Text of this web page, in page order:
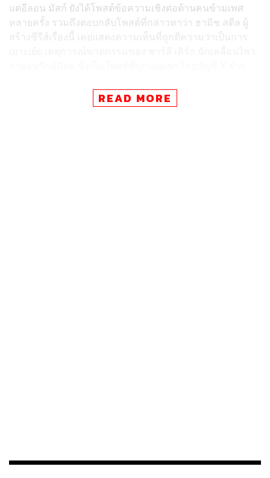
แต่อีลอน มัสก์ ยังได้โพสต์ข้อความเชิงต่อต้านคนข้ามเพศ
หลายครั้ง รวมถึงตอบกลับโพสต์ที่กล่าวหาว่า ฮามิช สตีล ผู้
สร้างซีรีส์เรื่องนี้ เคยแสดงความเห็นที่ถูกตีความว่าเป็นการ
ฮามิช สตีล ผู้สร้างซีรีส์ Dead End: Paranormal Park ได้ออก
READ MORE